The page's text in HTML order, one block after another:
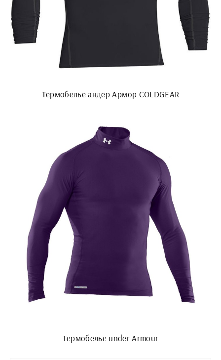
Термобелье андер Армор COLDGEAR
Термобелье under Armour